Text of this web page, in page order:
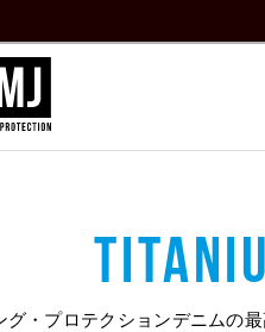
グ・プロテクションデニムの